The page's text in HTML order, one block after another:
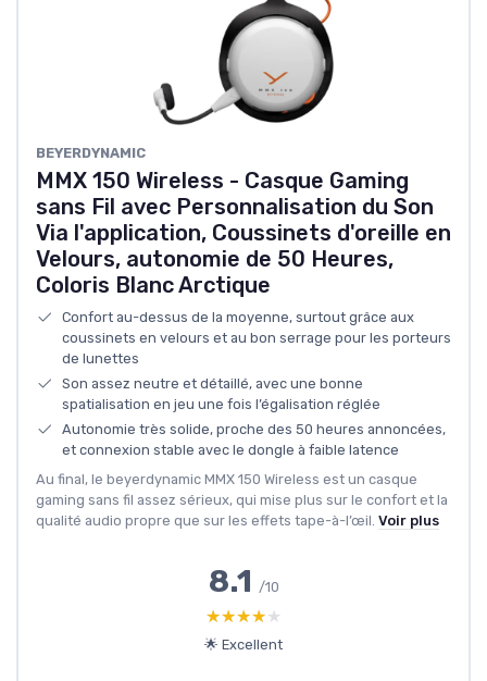
BEYERDYNAMIC
MMX 150 Wireless - Casque Gaming
sans Fil avec Personnalisation du Son
Via l'application, Coussinets d'oreille en
Velours, autonomie de 50 Heures,
Coloris Blanc Arctique
Confort au-dessus de la moyenne, surtout grâce aux
coussinets en velours et au bon serrage pour les porteurs
de lunettes
Son assez neutre et détaillé, avec une bonne
spatialisation en jeu une fois l’égalisation réglée
Autonomie très solide, proche des 50 heures annoncées,
et connexion stable avec le dongle à faible latence
Au final, le beyerdynamic MMX 150 Wireless est un casque
gaming sans fil assez sérieux, qui mise plus sur le confort et la
qualité audio propre que sur les effets tape-à-l’œil. Voir plus
8.1 /10
★★★★★
★★★★★
🌟 Excellent